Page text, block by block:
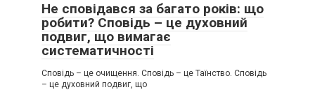
Не сповідався за багато років: що
робити? Сповідь – це духовний
подвиг, що вимагає
систематичності
Сповідь – це очищення. Сповідь – це Таїнство. Сповідь
– це духовний подвиг, що